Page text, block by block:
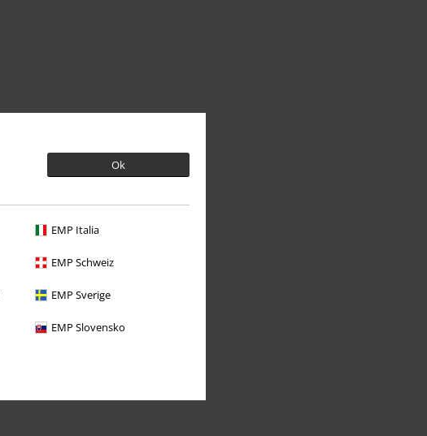
Ok
EMP Italia
EMP Schweiz
EMP Sverige
EMP Slovensko